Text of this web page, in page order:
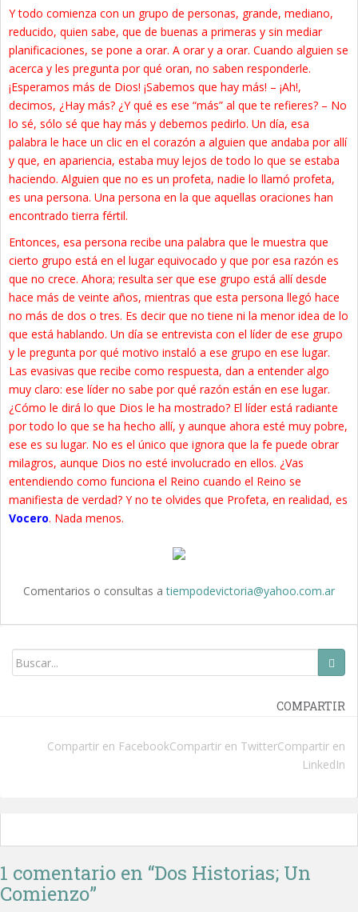
Y todo comienza con un grupo de personas, grande, mediano,
reducido, quien sabe, que de buenas a primeras y sin mediar
planificaciones, se pone a orar. A orar y a orar. Cuando alguien se
acerca y les pregunta por qué oran, no saben responderle.
¡Esperamos más de Dios! ¡Sabemos que hay más! – ¡Ah!,
decimos, ¿Hay más? ¿Y qué es ese “más” al que te refieres? – No
lo sé, sólo sé que hay más y debemos pedirlo. Un día, esa
palabra le hace un clic en el corazón a alguien que andaba por allí
y que, en apariencia, estaba muy lejos de todo lo que se estaba
haciendo. Alguien que no es un profeta, nadie lo llamó profeta,
es una persona. Una persona en la que aquellas oraciones han
encontrado tierra fértil.
Entonces, esa persona recibe una palabra que le muestra que
cierto grupo está en el lugar equivocado y que por esa razón es
que no crece. Ahora; resulta ser que ese grupo está allí desde
hace más de veinte años, mientras que esta persona llegó hace
no más de dos o tres. Es decir que no tiene ni la menor idea de lo
que está hablando. Un día se entrevista con el líder de ese grupo
y le pregunta por qué motivo instaló a ese grupo en ese lugar.
Las evasivas que recibe como respuesta, dan a entender algo
muy claro: ese líder no sabe por qué razón están en ese lugar.
¿Cómo le dirá lo que Dios le ha mostrado? El líder está radiante
por todo lo que se ha hecho allí, y aunque ahora esté muy pobre,
ese es su lugar. No es el único que ignora que la fe puede obrar
milagros, aunque Dios no esté involucrado en ellos. ¿Vas
entendiendo como funciona el Reino cuando el Reino se
manifiesta de verdad? Y no te olvides que Profeta, en realidad, es
Vocero. Nada menos.
Comentarios o consultas atiempodevictoria@yahoo.com.ar
COMPARTIR
Compartir en FacebookCompartir en TwitterCompartir en
LinkedIn
1 comentario en “Dos Historias; Un
Comienzo”